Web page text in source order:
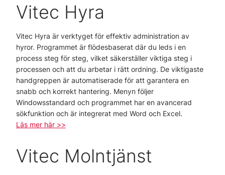
Vitec Hyra
Vitec Hyra är verktyget för effektiv administration av
hyror. Programmet är flödesbaserat där du leds i en
process steg för steg, vilket säkerställer viktiga steg i
processen och att du arbetar i rätt ordning. De viktigaste
handgreppen är automatiserade för att garantera en
snabb och korrekt hantering. Menyn följer
Windowsstandard och programmet har en avancerad
sökfunktion och är integrerat med Word och Excel.
Läs mer här >>
Vitec Molntjänst